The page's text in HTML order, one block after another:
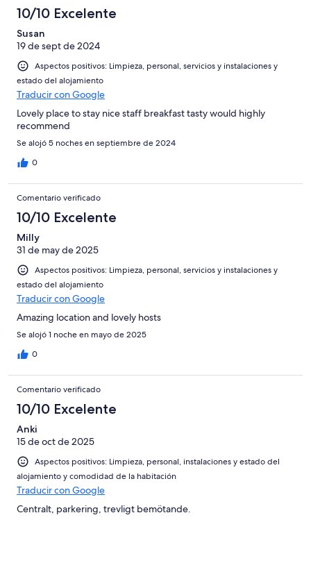
10/10 Excelente
Susan
19 de sept de 2024
Aspectos positivos: Limpieza, personal, servicios y instalaciones y
estado del alojamiento
Traducir con Google
Lovely place to stay nice staff breakfast tasty would highly
recommend
Se alojó 5 noches en septiembre de 2024
0
Comentario verificado
10/10 Excelente
Milly
31 de may de 2025
Aspectos positivos: Limpieza, personal, servicios y instalaciones y
estado del alojamiento
Traducir con Google
Amazing location and lovely hosts
Se alojó 1 noche en mayo de 2025
0
Comentario verificado
10/10 Excelente
Anki
15 de oct de 2025
Aspectos positivos: Limpieza, personal, instalaciones y estado del
alojamiento y comodidad de la habitación
Traducir con Google
Centralt, parkering, trevligt bemötande.